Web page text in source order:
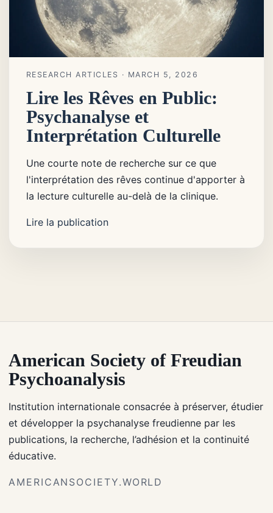
RESEARCH ARTICLES · MARCH 5, 2026
Lire les Rêves en Public:
Psychanalyse et
Interprétation Culturelle
Une courte note de recherche sur ce que
l'interprétation des rêves continue d'apporter à
la lecture culturelle au-delà de la clinique.
Lire la publication
American Society of Freudian
Psychoanalysis
Institution internationale consacrée à préserver, étudier
et développer la psychanalyse freudienne par les
publications, la recherche, l’adhésion et la continuité
éducative.
AMERICANSOCIETY.WORLD